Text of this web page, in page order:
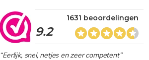
9.2
1631 beoordelingen
“Eerlijk, snel, netjes en zeer competent”